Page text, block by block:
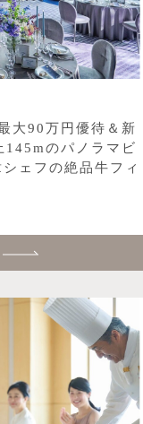
大90万円優待＆新
のパノラマビ
ェフの絶品牛フィ